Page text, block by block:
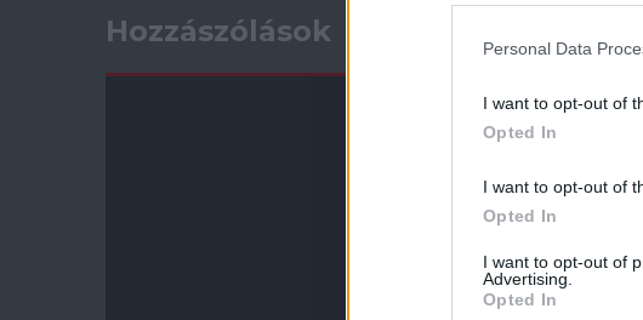
Personal Data
I want to opt-out of
Opted In
I want to opt-out of
Opted In
I want to opt-out of
Advertising.
Opted In
Hozzászólások